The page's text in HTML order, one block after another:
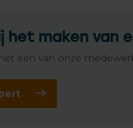
het maken van
een van onze